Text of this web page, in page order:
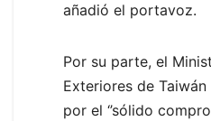
añadió el portavoz.
Por su parte, el
Exteriores de
por el ‘’sólido